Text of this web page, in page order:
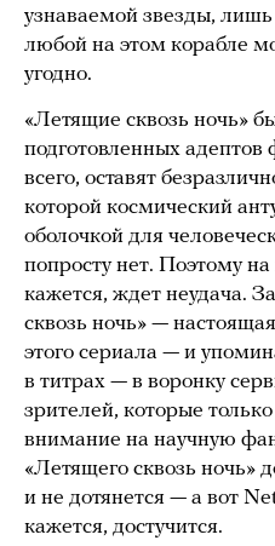
узнаваемой звезды,
любой на этом корабле
угодно.
«Летящие сквозь ночь»
подготовленных адептов
всего, оставят
которой космический
оболочкой для
попросту нет. Поэтому
кажется, ждет неудача.
сквозь ночь» —
этого сериала — и
в титрах — в воронку
зрителей, которые
внимание на научную
«Летящего сквозь ночь»
и не дотянется — а вот
кажется, достучится.